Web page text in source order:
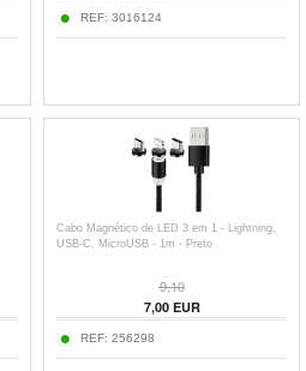
REF: 3016124
Cabo Magnético de LED 3 em 1 - Lightning,
USB-C, MicroUSB - 1m - Preto
9,10
7,00EUR
REF: 256298